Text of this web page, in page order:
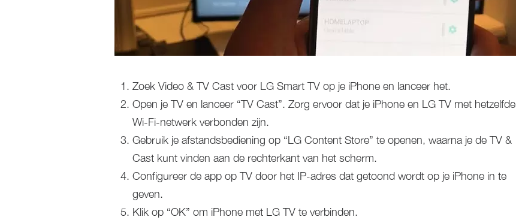
Zoek Video & TV Cast voor LG Smart TV op je iPhone en lanceer het.
Open je TV en lanceer “TV Cast”. Zorg ervoor dat je iPhone en LG TV met hetzelfde
Wi-Fi-netwerk verbonden zijn.
Gebruik je afstandsbediening op “LG Content Store” te openen, waarna je de TV &
Cast kunt vinden aan de rechterkant van het scherm.
Configureer de app op TV door het IP-adres dat getoond wordt op je iPhone in te
geven.
Klik op “OK” om iPhone met LG TV te verbinden.